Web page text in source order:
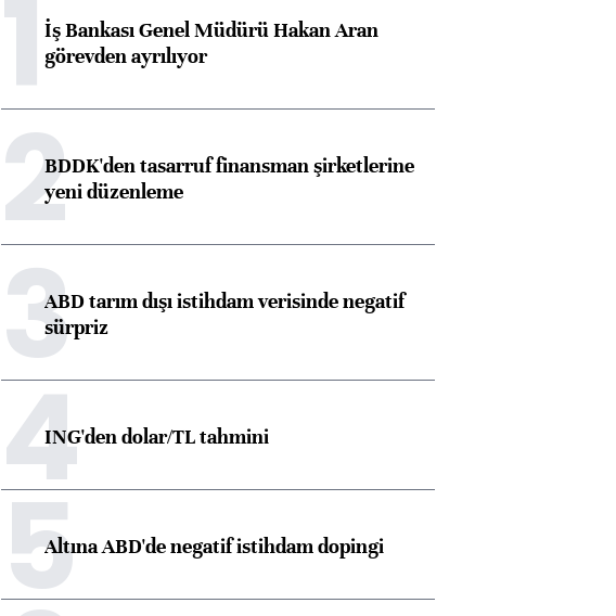
1İş Bankası Genel Müdürü Hakan Aran
görevden ayrılıyor
2BDDK'den tasarruf finansman şirketlerine
yeni düzenleme
3ABD tarım dışı istihdam verisinde negatif
sürpriz
4ING'den dolar/TL tahmini
5Altına ABD'de negatif istihdam dopingi